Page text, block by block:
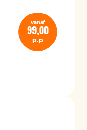
vanaf
99,00
p.p